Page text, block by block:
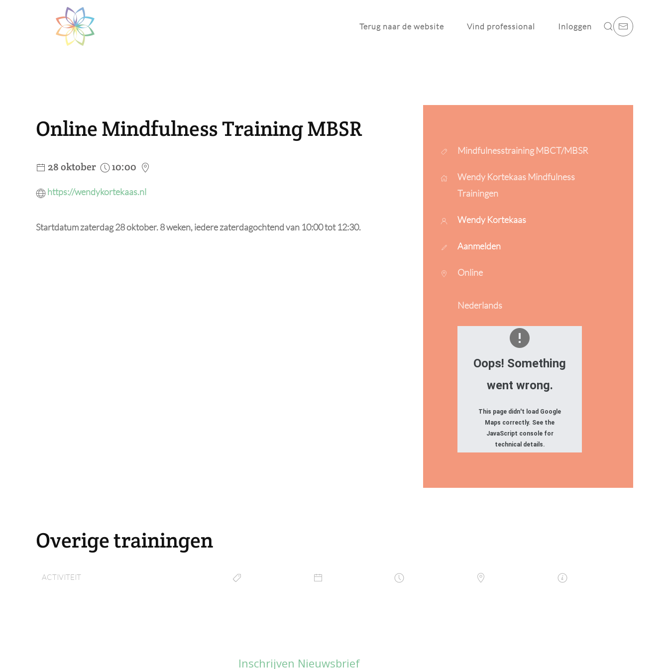
Skip to main content Terug naar de website Vind professional Inloggen
Online Mindfulness Training MBSR
28 oktober 10:00
https://wendykortekaas.nl
Startdatum zaterdag 28 oktober. 8 weken, iedere zaterdagochtend van 10:00 tot 12:30.
Mindfulnesstraining MBCT/MBSR
Wendy Kortekaas Mindfulness
Trainingen
Wendy Kortekaas
Aanmelden
Online
Nederlands
Oops! Something
went wrong.
This page didn't load Google
Maps correctly. See the
JavaScript console for
technical details.
Overige trainingen
ACTIVITEIT
Inschrijven Nieuwsbrief